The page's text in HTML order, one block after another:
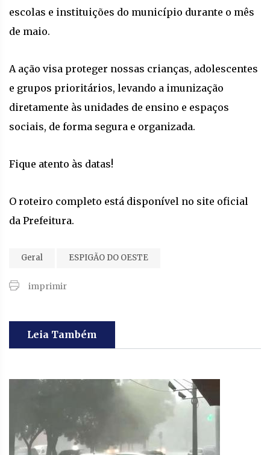
escolas e instituições do município durante o mês
de maio.
A ação visa proteger nossas crianças, adolescentes
e grupos prioritários, levando a imunização
diretamente às unidades de ensino e espaços
sociais, de forma segura e organizada.
Fique atento às datas!
O roteiro completo está disponível no site oficial
da Prefeitura.
Geral ESPIGÃO DO OESTE
imprimir
Leia Também